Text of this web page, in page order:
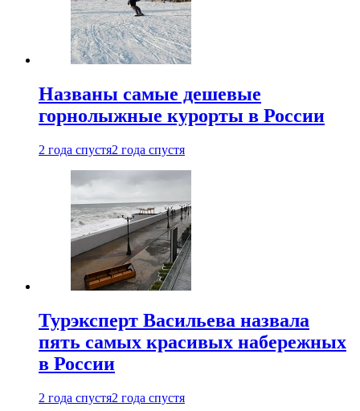
Названы самые дешевые
горнолыжные курорты в России
2 года спустя2 года спустя
Турэксперт Васильева назвала
пять самых красивых набережных
в России
2 года спустя2 года спустя